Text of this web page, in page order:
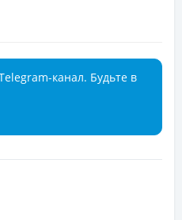
канал. Будьте в